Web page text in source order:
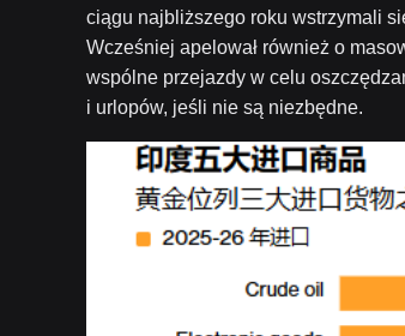
ciągu najbliższego roku wstrzymali
Wcześniej apelował również o
wspólne przejazdy w celu
i urlopów, jeśli nie są niezbędne.